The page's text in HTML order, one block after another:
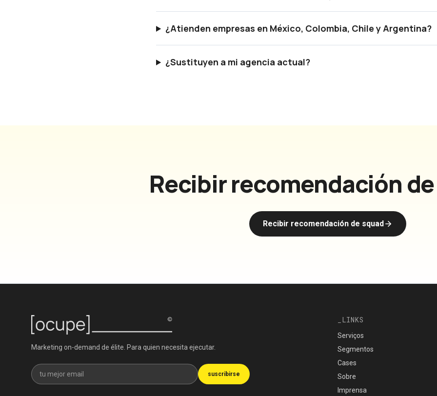
¿Atienden empresas en México, Colombia, Chile y Argentina?
¿Sustituyen a mi agencia actual?
Recibir recomendación
Recibir recomendación de squad
Marketing on-demand de élite. Para quien necesita ejecutar.
Recibe nuestra newsletter
suscribirse
LINKS
Serviços
Segmentos
Cases
Sobre
Imprensa